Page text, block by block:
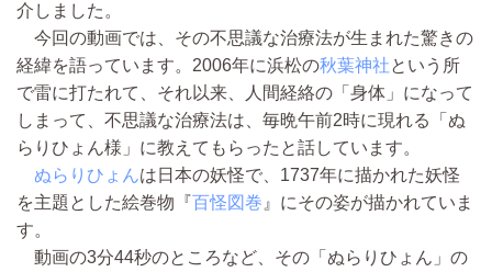
介しました。
今回の動画では、その不思議な治療法が生まれた驚きの
経緯を語っています。2006年に浜松の秋葉神社という所
で雷に打たれて、それ以来、人間経絡の「身体」になって
しまって、不思議な治療法は、毎晩午前2時に現れる「ぬ
らりひょん様」に教えてもらったと話しています。
ぬらりひょんは日本の妖怪で、1737年に描かれた妖怪
を主題とした絵巻物『百怪図巻 』にその姿が描かれていま
す。
動画の3分44秒のところなど、その「ぬらりひょん」の